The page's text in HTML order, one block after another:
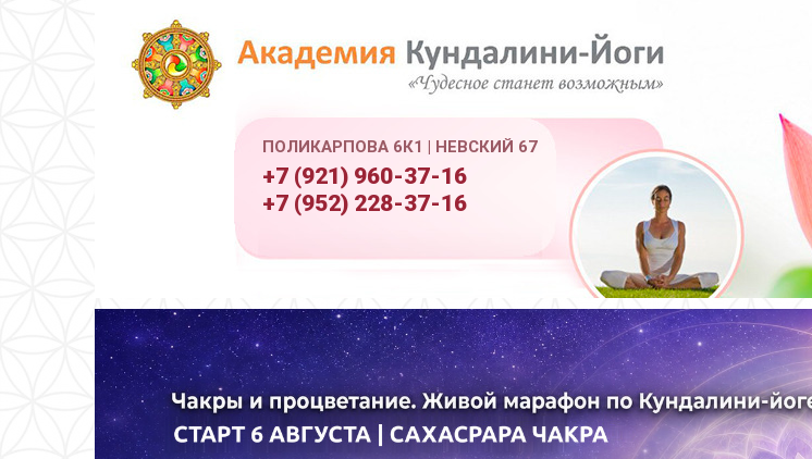
ПОЛИКАРПОВА 6К1 | НЕВСКИЙ 67
+7 (921) 960-37-16
+7 (952) 228-37-16